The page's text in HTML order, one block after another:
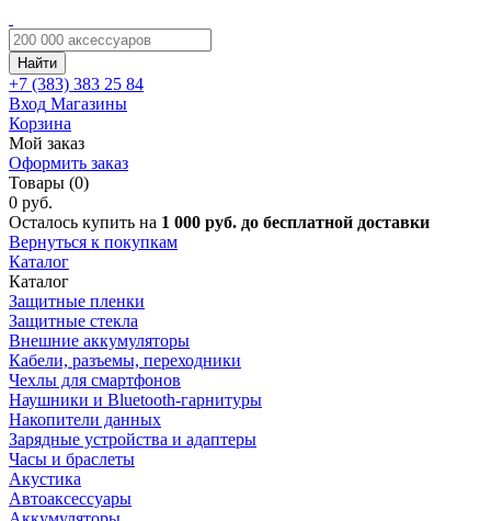
Найти
+7 (383) 383 25 84
Вход Магазины
Корзина
Мой заказ
Оформить заказ
Товары (0)
0 руб.
Осталось купить на 1 000 руб. до бесплатной доставки
Вернуться к покупкам
Каталог
Каталог
Защитные пленки
Защитные стекла
Внешние аккумуляторы
Кабели, разъемы, переходники
Чехлы для смартфонов
Наушники и Bluetooth-гарнитуры
Накопители данных
Зарядные устройства и адаптеры
Часы и браслеты
Акустика
Автоаксессуары